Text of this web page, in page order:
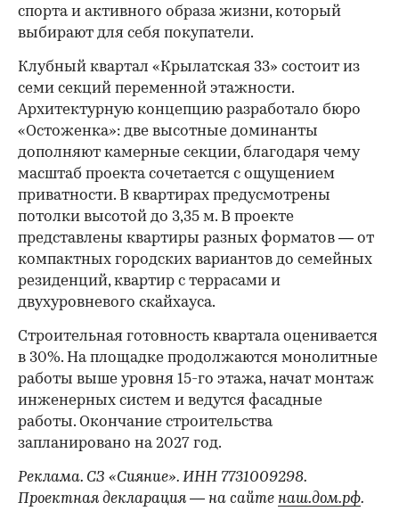
спорта и активного образа жизни, который
выбирают для себя покупатели.
Клубный квартал «Крылатская 33» состоит из
семи секций переменной этажности.
Архитектурную концепцию разработало бюро
«Остоженка»: две высотные доминанты
дополняют камерные секции, благодаря чему
масштаб проекта сочетается с ощущением
приватности. В квартирах предусмотрены
потолки высотой до 3,35 м. В проекте
представлены квартиры разных форматов — от
компактных городских вариантов до семейных
резиденций, квартир с террасами и
двухуровневого скайхауса.
Строительная готовность квартала оценивается
в 30%. На площадке продолжаются монолитные
работы выше уровня 15-го этажа, начат монтаж
инженерных систем и ведутся фасадные
работы. Окончание строительства
запланировано на 2027 год.
Реклама. СЗ «Сияние». ИНН 7731009298.
Проектная декларация — на сайте наш.дом.рф.